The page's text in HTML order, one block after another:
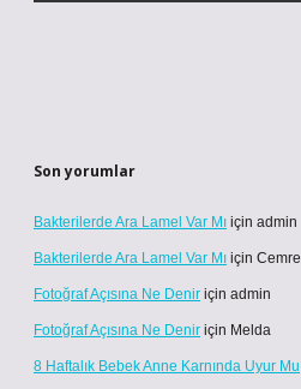
Son yorumlar
Bakterilerde Ara Lamel Var Mı için admin
Bakterilerde Ara Lamel Var Mı için Cemre
Fotoğraf Açısına Ne Denir için admin
Fotoğraf Açısına Ne Denir için Melda
8 Haftalık Bebek Anne Karnında Uyur Mu